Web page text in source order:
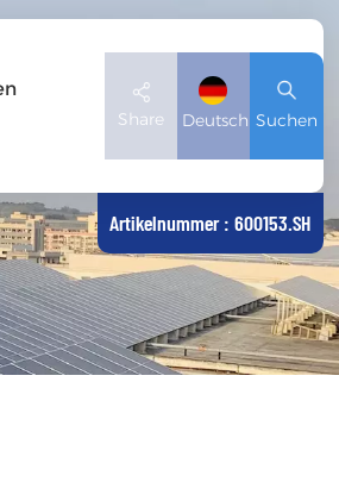
Share Deutsch
Deutsch
español
Suchen
Artikelnummer : 600153.SH